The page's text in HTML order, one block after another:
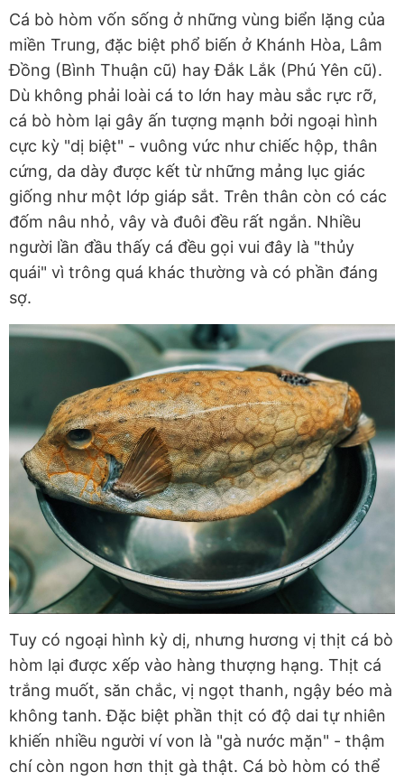
Cá bò hòm vốn sống ở những vùng biển lặng của
miền Trung, đặc biệt phổ biến ở Khánh Hòa, Lâm
Đồng (Bình Thuận cũ) hay Đắk Lắk (Phú Yên cũ).
Dù không phải loài cá to lớn hay màu sắc rực rỡ,
cá bò hòm lại gây ấn tượng mạnh bởi ngoại hình
cực kỳ "dị biệt" - vuông vức như chiếc hộp, thân
cứng, da dày được kết từ những mảng lục giác
giống như một lớp giáp sắt. Trên thân còn có các
đốm nâu nhỏ, vây và đuôi đều rất ngắn. Nhiều
người lần đầu thấy cá đều gọi vui đây là "thủy
quái" vì trông quá khác thường và có phần đáng
sợ.
Tuy có ngoại hình kỳ dị, nhưng hương vị thịt cá bò
hòm lại được xếp vào hàng thượng hạng. Thịt cá
trắng muốt, săn chắc, vị ngọt thanh, ngậy béo mà
không tanh. Đặc biệt phần thịt có độ dai tự nhiên
khiến nhiều người ví von là "gà nước mặn" - thậm
chí còn ngon hơn thịt gà thật. Cá bò hòm có thể